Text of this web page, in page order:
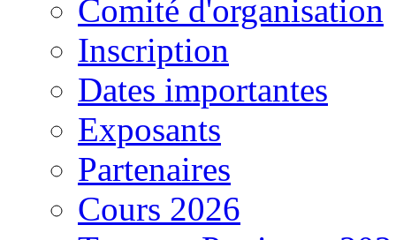
Comité d'organisation
Inscription
Dates importantes
Exposants
Partenaires
Cours 2026